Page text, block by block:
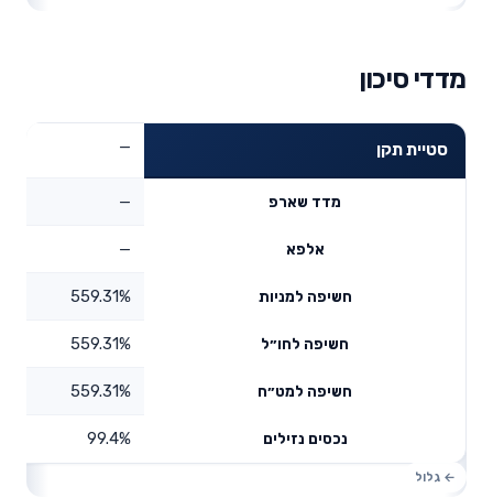
מדדי סיכון
סטיית תקן —
מדד שארפ —
אלפא —
חשיפה למניות 559.31%
חשיפה לחו״ל 559.31%
חשיפה למט״ח 559.31%
נכסים נזילים 99.4%